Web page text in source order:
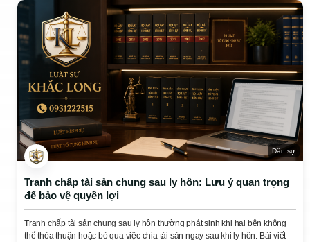
Dân sự
Tranh chấp tài sản chung sau ly hôn: Lưu ý quan trọng
để bảo vệ quyền lợi
Tranh chấp tài sản chung sau ly hôn thường phát sinh khi hai bên không
thể thỏa thuận hoặc bỏ qua việc chia tài sản ngay sau khi ly hôn. Bài viết